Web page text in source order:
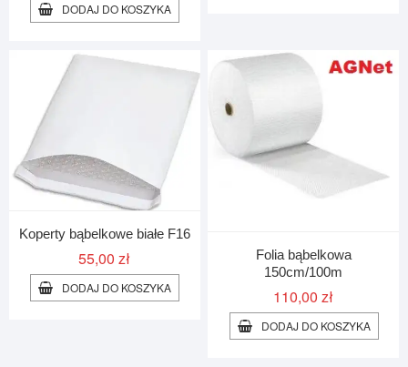
DODAJ DO KOSZYKA
Koperty bąbelkowe białe F16
55,00zł
DODAJ DO KOSZYKA
Folia bąbelkowa
150cm/100m
110,00 zł
DODAJ DO KOSZYKA